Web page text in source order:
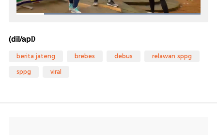
(dil/apl)
berita jateng brebes debus relawan sppg
sppg viral